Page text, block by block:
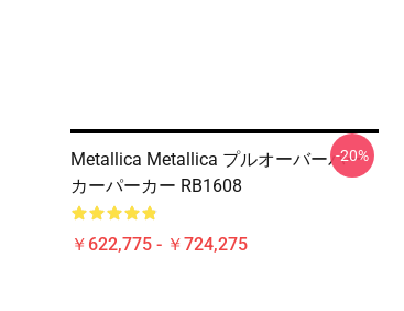
Metallica Metallica プルオーバーパー
カーパーカー RB1608
￥622,775 - ￥724,275
-20%